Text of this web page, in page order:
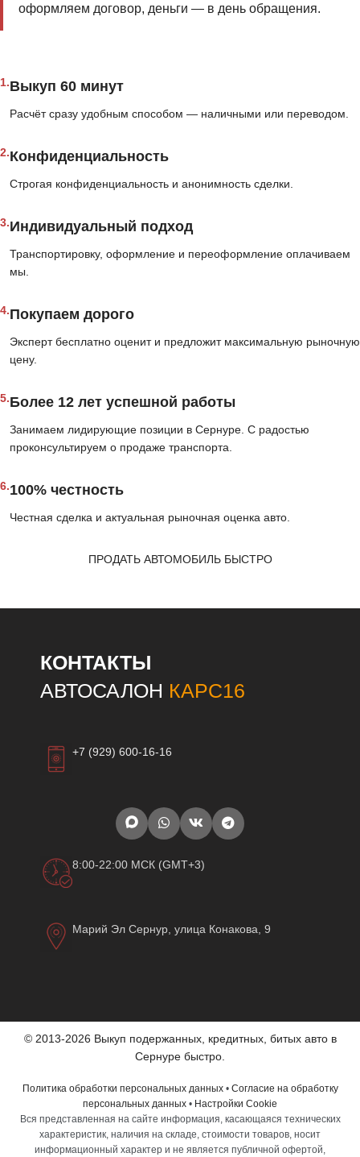
оформляем договор, деньги — в день обращения.
1.Выкуп 60 минут
Расчёт сразу удобным способом — наличными или переводом.
2.Конфиденциальность
Строгая конфиденциальность и анонимность сделки.
3.Индивидуальный подход
Транспортировку, оформление и переоформление оплачиваем
мы.
4.Покупаем дорого
Эксперт бесплатно оценит и предложит максимальную рыночную
цену.
5.Более 12 лет успешной работы
Занимаем лидирующие позиции в Сернуре. С радостью
проконсультируем о продаже транспорта.
6.100% честность
Честная сделка и актуальная рыночная оценка авто.
ПРОДАТЬ АВТОМОБИЛЬ БЫСТРО
КОНТАКТЫ
АВТОСАЛОН КАРС16
+7 (929) 600-16-16
8:00-22:00 МСК (GMT+3)
Марий Эл Сернур, улица Конакова, 9
© 2013-2026 Выкуп подержанных, кредитных, битых авто в
Сернуре быстро.
Политика обработки персональных данных• Согласие на обработку
персональных данных • Настройки Cookie
Вся представленная на сайте информация, касающаяся технических
характеристик, наличия на складе, стоимости товаров, носит
информационный характер и не является публичной офертой,